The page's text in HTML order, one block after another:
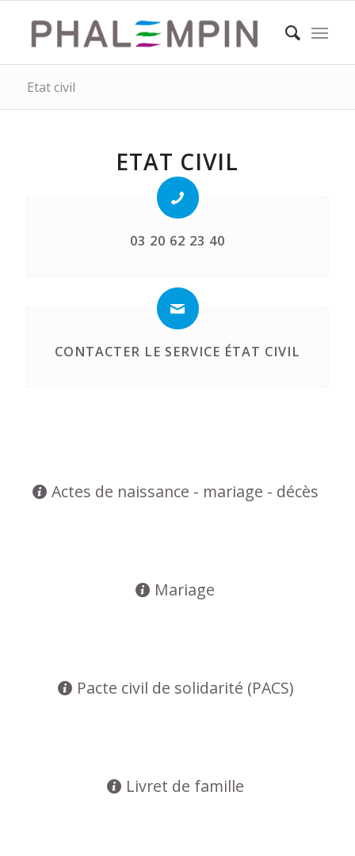
Etat civil
ETAT CIVIL
03 20 62 23 40
CONTACTER LE SERVICE ÉTAT CIVIL
Actes de naissance - mariage - décès
Mariage
Pacte civil de solidarité (PACS)
Livret de famille